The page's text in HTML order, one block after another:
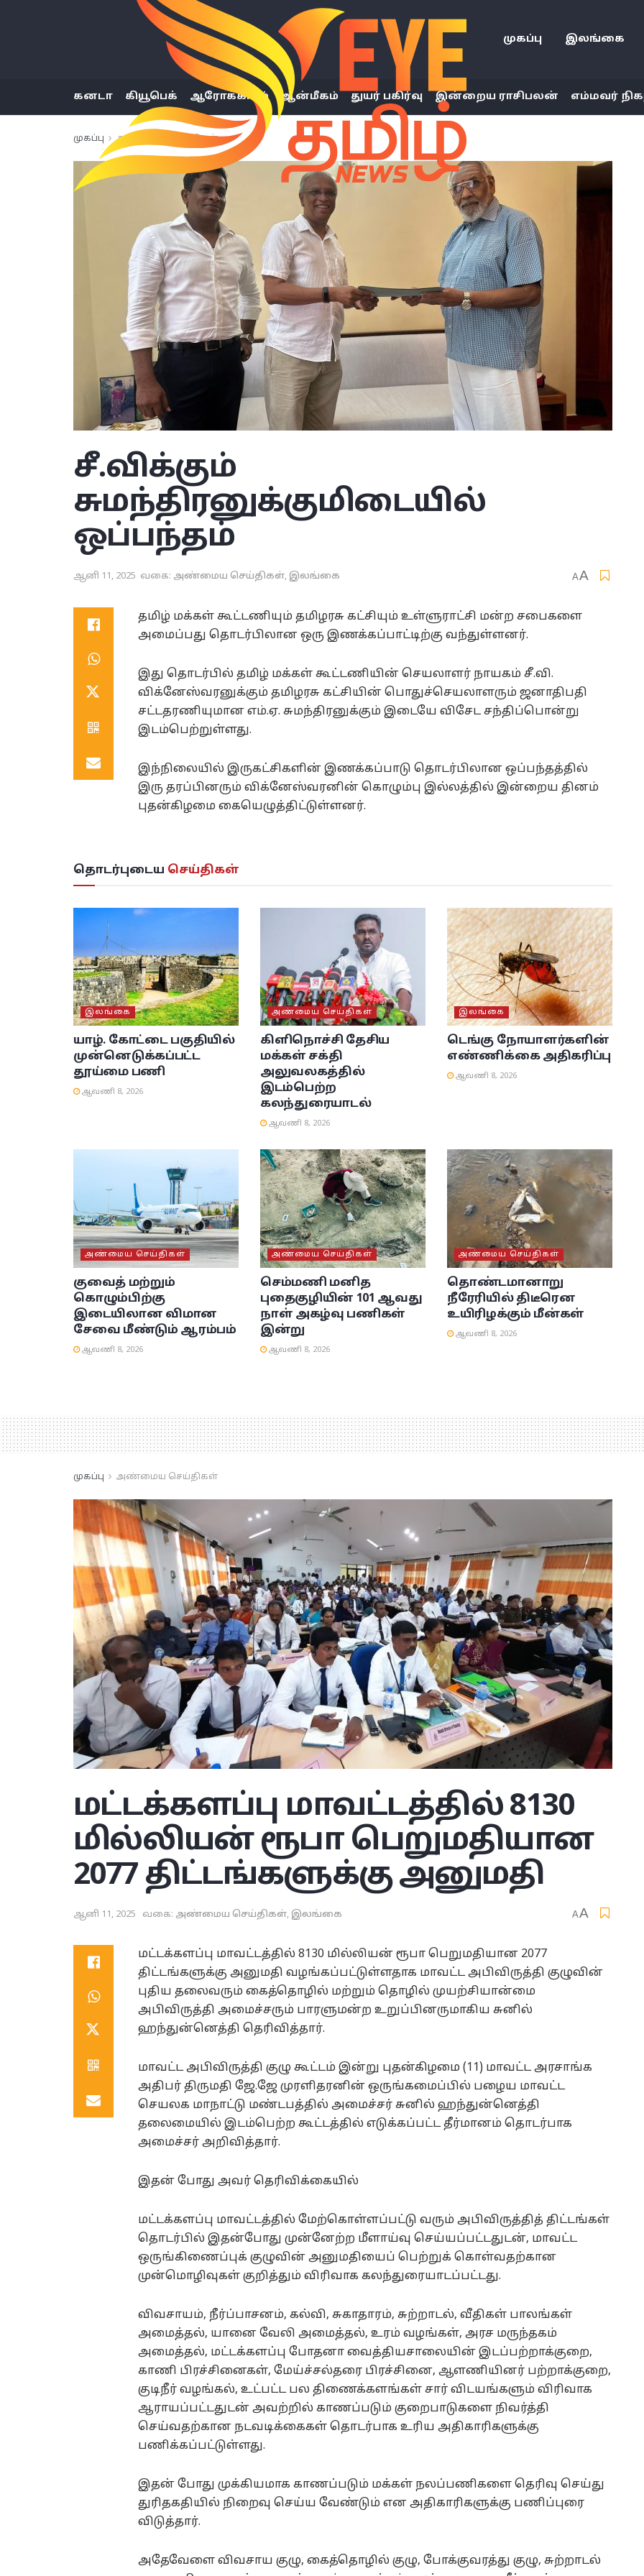
முகப்பு இலங்கை
கனடா கியூபெக் ஆரோக்கியம் ஆன்மீகம் துயர் பகிர்வு இன்றைய ராசிபலன் எம்மவர்
முகப்பு அண்மைய செய்திகள்
சீ.விக்கும்
சுமந்திரனுக்குமிடையில்
ஒப்பந்தம்
ஆனி 11, 2025 வகை: அண்மைய செய்திகள்,இலங்கை AA
தமிழ் மக்கள் கூட்டணியும் தமிழரசு கட்சியும் உள்ளுராட்சி மன்ற சபைகளை
அமைப்பது தொடர்பிலான ஒரு இணக்கப்பாட்டிற்கு வந்துள்ளனர்.
இது தொடர்பில் தமிழ் மக்கள் கூட்டணியின் செயலாளர் நாயகம் சீ.வி.
விக்னேஸ்வரனுக்கும் தமிழரசு கட்சியின் பொதுச்செயலாளரும் ஜனாதிபதி
சட்டதரணியுமான எம்.ஏ. சுமந்திரனுக்கும் இடையே விசேட சந்திப்பொன்று
இடம்பெற்றுள்ளது.
இந்நிலையில் இருகட்சிகளின் இணக்கப்பாடு தொடர்பிலான ஒப்பந்தத்தில்
இரு தரப்பினரும் விக்னேஸ்வரனின் கொழும்பு இல்லத்தில் இன்றைய தினம்
புதன்கிழமை கையெழுத்திட்டுள்ளனர்.
தொடர்புடைய செய்திகள்
இலங்கை
யாழ். கோட்டை பகுதியில்
முன்னெடுக்கப்பட்ட
தூய்மை பணி
ஆவணி 8, 2026
அண்மைய செய்திகள்
கிளிநொச்சி தேசிய
மக்கள் சக்தி
அலுவலகத்தில்
இடம்பெற்ற
கலந்துரையாடல்
ஆவணி 8, 2026
இலங்கை
டெங்கு நோயாளர்களின்
எண்ணிக்கை அதிகரிப்பு
ஆவணி 8, 2026
அண்மைய செய்திகள்
குவைத் மற்றும்
கொழும்பிற்கு
இடையிலான விமான
சேவை மீண்டும் ஆரம்பம்
ஆவணி 8, 2026
அண்மைய செய்திகள்
செம்மணி மனித
புதைகுழியின் 101 ஆவது
நாள் அகழ்வு பணிகள்
இன்று
ஆவணி 8, 2026
அண்மைய செய்திகள்
தொண்டமானாறு
நீரேரியில் திடீரென
உயிரிழக்கும் மீன்கள்
ஆவணி 8, 2026
முகப்பு அண்மைய செய்திகள்
மட்டக்களப்பு மாவட்டத்தில் 8130
மில்லியன் ரூபா பெறுமதியான
2077 திட்டங்களுக்கு அனுமதி
ஆனி 11, 2025 வகை: அண்மைய செய்திகள்,இலங்கை AA
மட்டக்களப்பு மாவட்டத்தில் 8130 மில்லியன் ரூபா பெறுமதியான 2077
திட்டங்களுக்கு அனுமதி வழங்கப்பட்டுள்ளதாக மாவட்ட அபிவிருத்தி குழுவின்
புதிய தலைவரும் கைத்தொழில் மற்றும் தொழில் முயற்சியான்மை
அபிவிருத்தி அமைச்சரும் பாரளுமன்ற உறுப்பினருமாகிய சுனில்
ஹந்துன்னெத்தி தெரிவித்தார்.
மாவட்ட அபிவிருத்தி குழு கூட்டம் இன்று புதன்கிழமை (11) மாவட்ட அரசாங்க
அதிபர் திருமதி ஜே.ஜே முரளிதரனின் ஒருங்கமைப்பில் பழைய மாவட்ட
செயலக மாநாட்டு மண்டபத்தில் அமைச்சர் சுனில் ஹந்துன்னெத்தி
தலைமையில் இடம்பெற்ற கூட்டத்தில் எடுக்கப்பட்ட தீர்மானம் தொடர்பாக
அமைச்சர் அறிவித்தார்.
இதன் போது அவர் தெரிவிக்கையில்
மட்டக்களப்பு மாவட்டத்தில் மேற்கொள்ளப்பட்டு வரும் அபிவிருத்தித் திட்டங்கள்
தொடர்பில் இதன்போது முன்னேற்ற மீளாய்வு செய்யப்பட்டதுடன், மாவட்ட
ஒருங்கிணைப்புக் குழுவின் அனுமதியைப் பெற்றுக் கொள்வதற்கான
முன்மொழிவுகள் குறித்தும் விரிவாக கலந்துரையாடப்பட்டது.
விவசாயம், நீர்ப்பாசனம், கல்வி, சுகாதாரம், சுற்றாடல், வீதிகள் பாலங்கள்
அமைத்தல், யானை வேலி அமைத்தல், உரம் வழங்கள், அரச மருந்தகம்
அமைத்தல், மட்டக்களப்பு போதனா வைத்தியசாலையின் இடப்பற்றாக்குறை,
காணி பிரச்சினைகள், மேய்ச்சல்தரை பிரச்சினை, ஆளணியினர் பற்றாக்குறை,
குடிநீர் வழங்கல், உட்பட்ட பல திணைக்களங்கள் சார் விடயங்களும் விரிவாக
ஆராயப்பட்டதுடன் அவற்றில் காணப்படும் குறைபாடுகளை நிவர்த்தி
செய்வதற்கான நடவடிக்கைகள் தொடர்பாக உரிய அதிகாரிகளுக்கு
பணிக்கப்பட்டுள்ளது.
இதன் போது முக்கியமாக காணப்படும் மக்கள் நலப்பணிகளை தெரிவு செய்து
துரிதகதியில் நிறைவு செய்ய வேண்டும் என அதிகாரிகளுக்கு பணிப்புரை
விடுத்தார்.
அதேவேளை விவசாய குழு, கைத்தொழில் குழு, போக்குவரத்து குழு, சுற்றாடல்